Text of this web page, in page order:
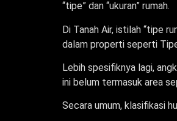
“tipe” dan “ukuran” rumah.
Di Tanah Air, istilah “tipe
dalam properti seperti
Lebih spesifiknya lagi,
ini belum termasuk area
Secara umum, klasifikasi